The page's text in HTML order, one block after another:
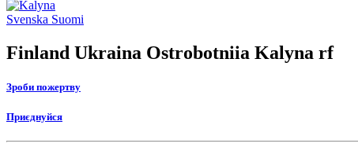
to
top
Social
Svenska Suomi
Finland Ukraina Ostrobotniia Kalyna rf
Зроби пожертву
Приєднуйся